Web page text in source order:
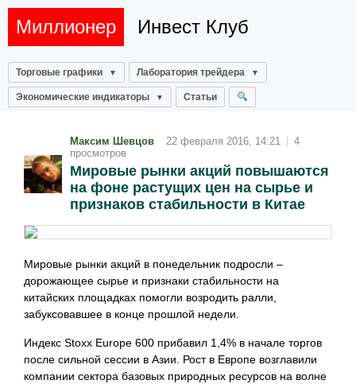
Миллионер Инвест Клуб
Торговые графики Лаборатория трейдера
Экономические индикаторы Статьи
Максим Шевцов 22 февраля 2016, 14:21
4
просмотров
Мировые рынки акций повышаются
на фоне растущих цен на сырье и
признаков стабильности в Китае
Мировые рынки акций в понедельник подросли –
дорожающее сырье и признаки стабильности на
китайских площадках помогли возродить ралли,
забуксовавшее в конце прошлой недели.
Индекс Stoxx Europe 600 прибавил 1,4% в начале торгов
после сильной сессии в Азии. Рост в Европе возглавили
компании сектора базовых природных ресурсов на волне